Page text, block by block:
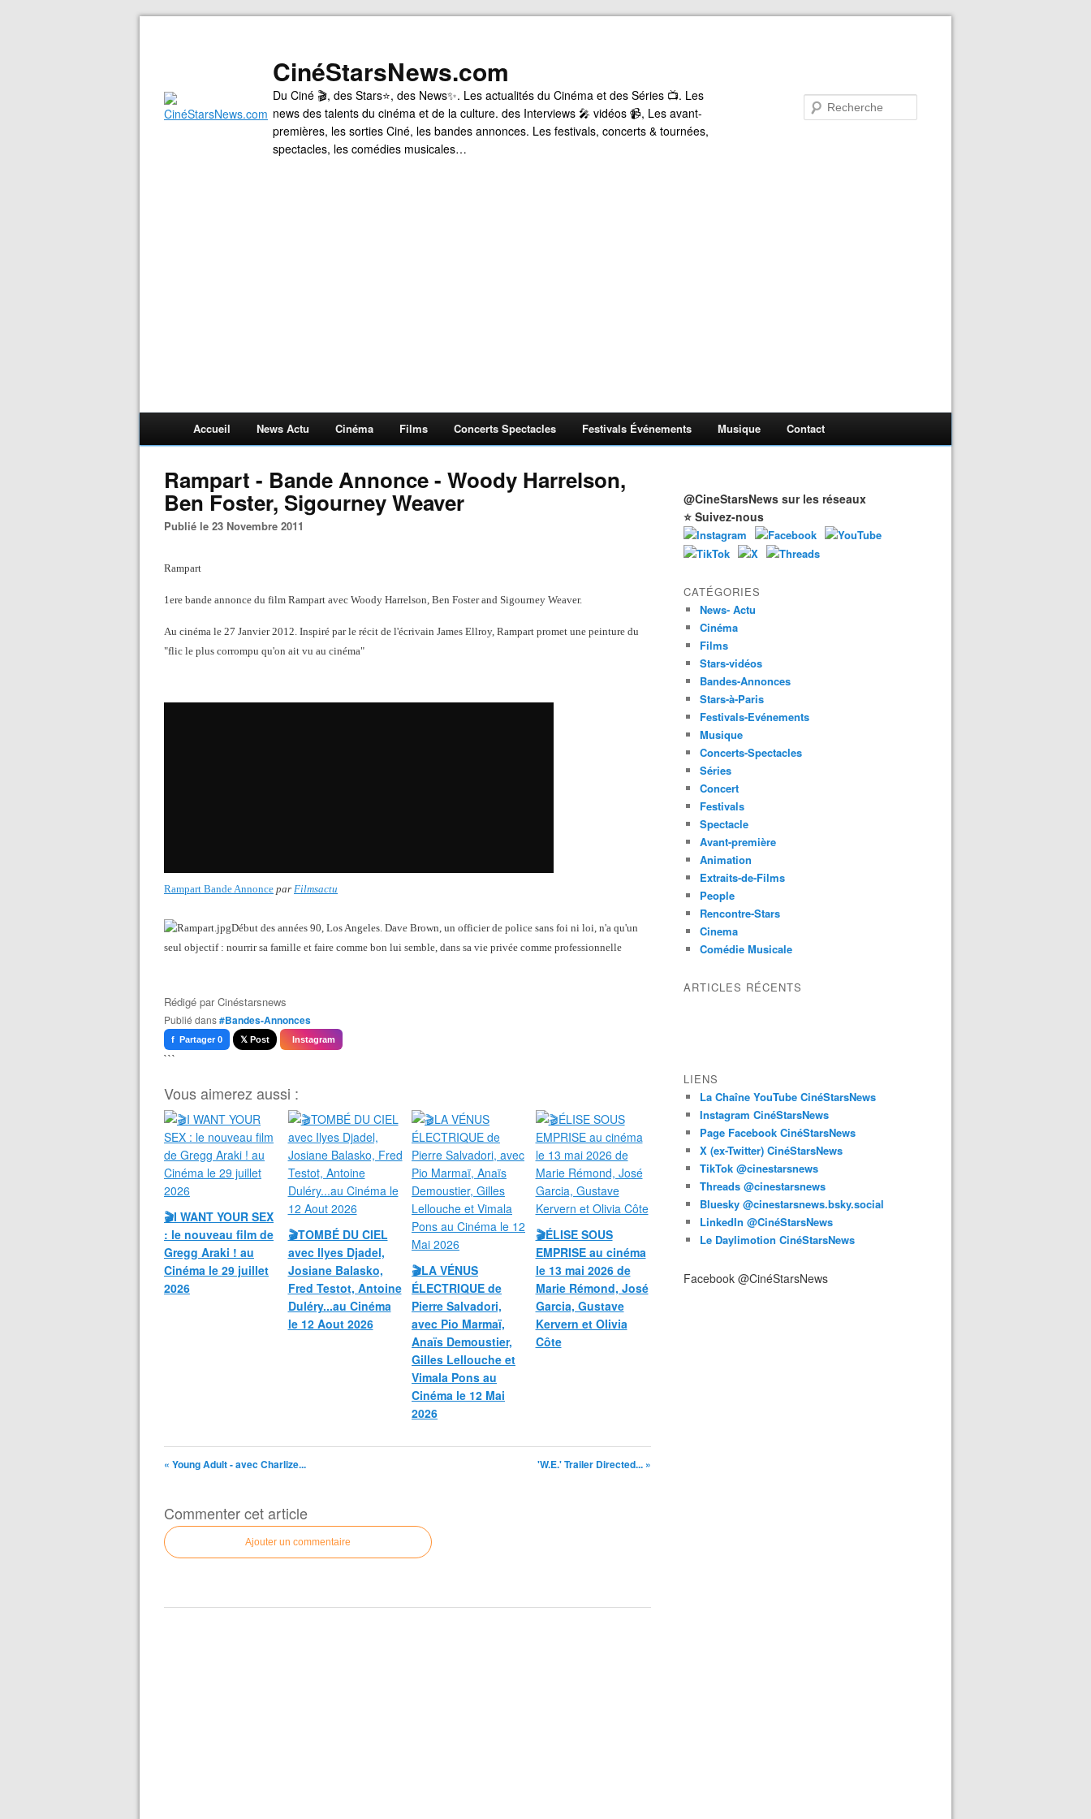
CinéStarsNews.com
Du Ciné 🎬, des Stars⭐, des News✨. Les actualités du Cinéma et des Séries 📺. Les
news des talents du cinéma et de la culture. des Interviews 🎤 vidéos 📹, Les avant-
premières, les sorties Ciné, les bandes annonces. Les festivals, concerts & tournées,
spectacles, les comédies musicales…
Accueil News Actu Cinéma Films Concerts Spectacles Festivals Événements Musique Contact
Rampart - Bande Annonce - Woody Harrelson,
Ben Foster, Sigourney Weaver
Publié le 23 Novembre 2011
Rampart
1ere bande annonce du film Rampart avec Woody Harrelson, Ben Foster and Sigourney Weaver.
Au cinéma le 27 Janvier 2012. Inspiré par le récit de l'écrivain James Ellroy, Rampart promet une peinture du
"flic le plus corrompu qu'on ait vu au cinéma"
Rampart Bande Annonce par Filmsactu
Début des années 90, Los Angeles. Dave Brown, un officier de police sans foi ni loi, n'a qu'un
seul objectif : nourrir sa famille et faire comme bon lui semble, dans sa vie privée comme professionnelle
Rédigé parCinéstarsnews
Publié dans#Bandes-Annonces
f Partager 0 𝕏 Post Instagram
```
Vous aimerez aussi :
🎬I WANT YOUR SEX
: le nouveau film de
Gregg Araki ! au
Cinéma le 29 juillet
2026
🎬TOMBÉ DU CIEL
avec Ilyes Djadel,
Josiane Balasko,
Fred Testot, Antoine
Duléry...au Cinéma
le 12 Aout 2026
🎬LA VÉNUS
ÉLECTRIQUE de
Pierre Salvadori,
avec Pio Marmaï,
Anaïs Demoustier,
Gilles Lellouche et
Vimala Pons au
Cinéma le 12 Mai
2026
🎬ÉLISE SOUS
EMPRISE au cinéma
le 13 mai 2026 de
Marie Rémond, José
Garcia, Gustave
Kervern et Olivia
Côte
« Young Adult - avec Charlize... 'W.E.' Trailer Directed... »
Commenter cet article
Ajouter un commentaire
@CineStarsNews sur les réseaux
⭐ Suivez-nous
CATÉGORIES
News- Actu
Cinéma
Films
Stars-vidéos
Bandes-Annonces
Stars-à-Paris
Festivals-Evénements
Musique
Concerts-Spectacles
Séries
Concert
Festivals
Spectacle
Avant-première
Animation
Extraits-de-Films
People
Rencontre-Stars
Cinema
Comédie Musicale
ARTICLES RÉCENTS
LIENS
La Chaîne YouTube CinéStarsNews
Instagram CinéStarsNews
Page Facebook CinéStarsNews
X (ex-Twitter) CinéStarsNews
TikTok @cinestarsnews
Threads @cinestarsnews
Bluesky @cinestarsnews.bsky.social‬
LinkedIn @CinéStarsNews
Le Daylimotion CinéStarsNews
Facebook @CinéStarsNews